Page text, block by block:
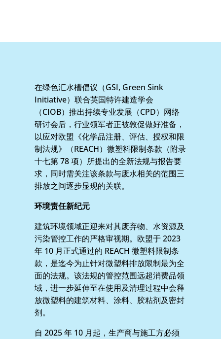
在绿色汇水槽倡议（GSI, Green Sink
Initiative）联合英国特许建造学会
（CIOB）推出持续专业发展（CPD）网络
研讨会后，行业领军者正被敦促做好准备，
以应对欧盟《化学品注册、评估、授权和限
制法规》（REACH）微塑料限制条款（附录
十七第 78 项）所提出的全新法规与报告要
求，同时需关注该条款与废水相关的范围三
排放之间逐步显现的关联。
环境责任新纪元
建筑环境领域正迎来对其废弃物、水资源及
污染管控工作的严格审视期。欧盟于 2023
年 10 月正式通过的 REACH 微塑料限制条
款，是迄今为止针对微塑料排放限制最为全
面的法规。该法规的管控范围远超消费品领
域，进一步延伸至在使用及清理过程中会释
放微塑料的建筑材料、涂料、胶粘剂及密封
剂。
自 2025 年 10 月起，生产商与施工方必须